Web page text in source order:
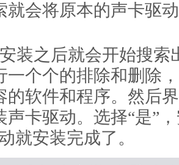
就会将原本的声卡驱
装之后就会开始搜索
一个个的排除和删除
的软件和程序。然后
声卡驱动。选择“是”
就安装完成了。